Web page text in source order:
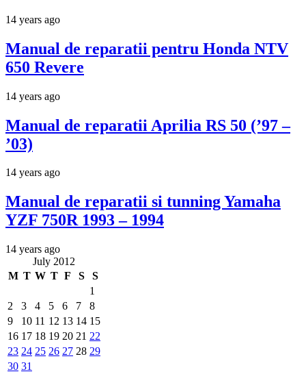
14 years ago
Manual de reparatii pentru Honda NTV
650 Revere
14 years ago
Manual de reparatii Aprilia RS 50 (’97 –
’03)
14 years ago
Manual de reparatii si tunning Yamaha
YZF 750R 1993 – 1994
14 years ago
July 2012
M T W T F S
S
1
2
3 4 5 6 7
8
9
10 11 12 13 14 15
16 17 18 19 20 21 22
23 24 25 26 27 28 29
30 31